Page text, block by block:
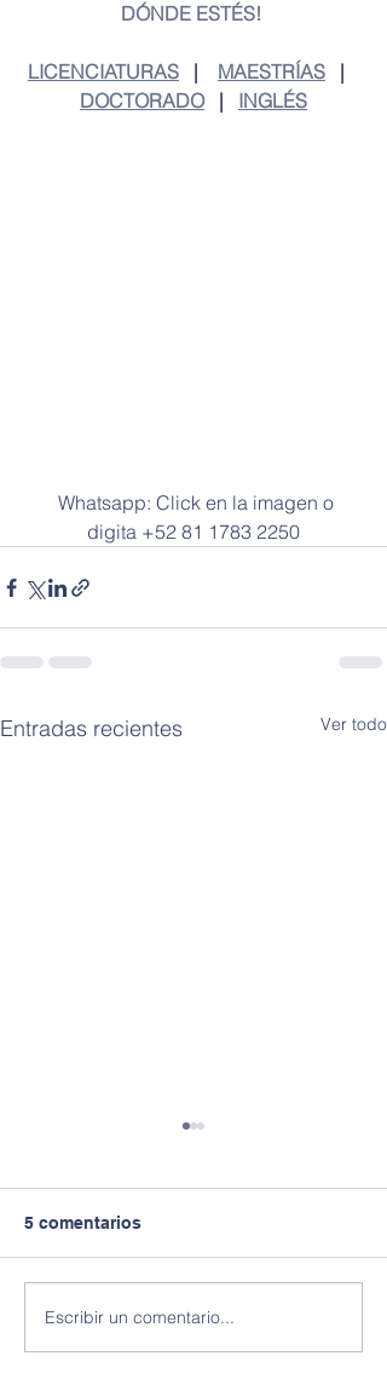
DÓNDE ESTÉS!
LICENCIATURAS
   |
MAESTRÍAS
   |
DOCTORADO
   |
INGLÉS
digita +52 81 1783 2250
Entradas recientes Ver todo
7 APTITUDES
LABORALES MÁS
5 comentarios
Escribir un comentario...